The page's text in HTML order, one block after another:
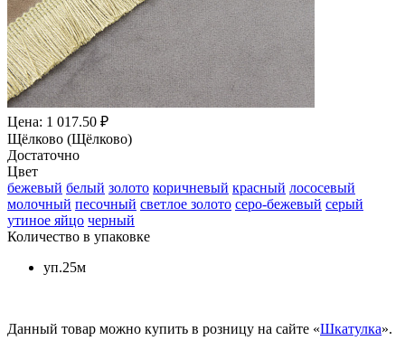
Цена: 1 017.50 ₽
Щёлково (Щёлково)
Достаточно
Цвет
бежевый белый золото коричневый красный лососевый
молочный песочный светлое золото серо-бежевый серый
утиное яйцо черный
Количество в упаковке
уп.25м
Данный товар можно купить в розницу на сайте «Шкатулка».